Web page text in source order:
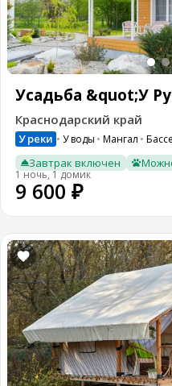
Усадьба &quot;У
Краснодарский край
У реки У воды Мангал
Завтрак включен
1 ночь, 1 домик
9 600 ₽